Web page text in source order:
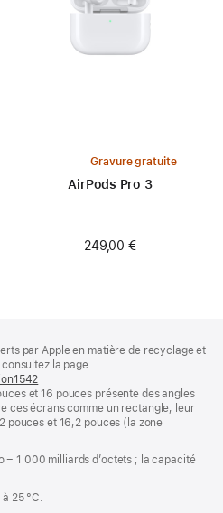
Gravure gratuite
AirPods Pro 3
249,00 €
par Apple en matière de recyclage et
la page
dans
une
nouvelle
et 16 pouces présente des angles
ces écrans comme un rectangle, leur
pouces et 16,2 pouces (la zone
= 1 000 milliards d’octets ; la capacité
25 °C.